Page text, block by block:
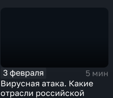
3 февраля
5 мин
Вирусная атака. Какие
отрасли российской